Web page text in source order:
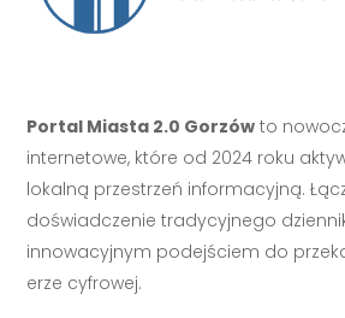
Portal Miasta 2.0 Gorzów to
internetowe, które od 2024 roku
lokalną przestrzeń informacyjną.
doświadczenie tradycyjnego
innowacyjnym podejściem do
erze cyfrowej.